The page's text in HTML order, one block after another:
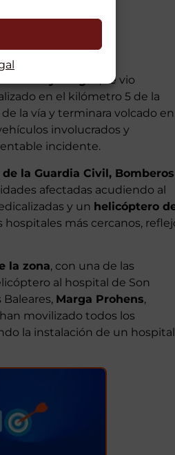
alcohol y drogas, se vio
en el kilómetro 5 de la
la vía y terminara volcado en
incidente.
la Guardia Civil, Bomberos
afectadas acudiendo al
y un
la zona , con una de las
al hospital de Son
Baleares,Marga Prohens,
movilizado todos los